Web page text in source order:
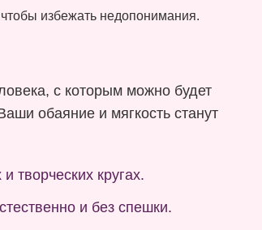
избежать недопонимания.
с которым можно будет
обаяние и мягкость станут
творческих кругах.
и без спешки.